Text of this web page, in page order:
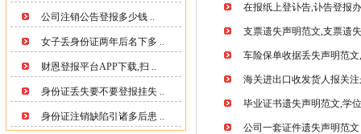
公司注销公告登报多少钱 ..
女子丢身份证两年后名下多 ..
财恩登报平台APP下载,扫 ..
身份证丢失要不要登报挂失 ..
身份证注销缺陷引诸多后患 ..
在报纸上登讣告,讣告登报
支票遗失声明范文,支票遗
车险保单收据丢失声明范
海关进出口收发货人报关
毕业证书遗失声明范文,学
公司一套证件遗失声明范文